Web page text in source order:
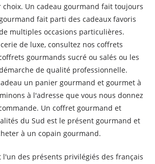
Un cadeau gourmand fait toujours
fait parti des cadeaux favoris
multiples occasions particulières.
de luxe, consultez nos coffrets
gourmands sucré ou salés ou les
de qualité professionnelle.
un panier gourmand et gourmet à
à l'adresse que vous nous donnez
Un coffret gourmand et
du Sud est le présent gourmand et
à un copain gourmand.
l'un des présents privilégiés des français